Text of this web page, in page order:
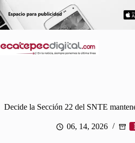
al
contenido
Decide la Sección 22 del SNTE
06, 14, 2026